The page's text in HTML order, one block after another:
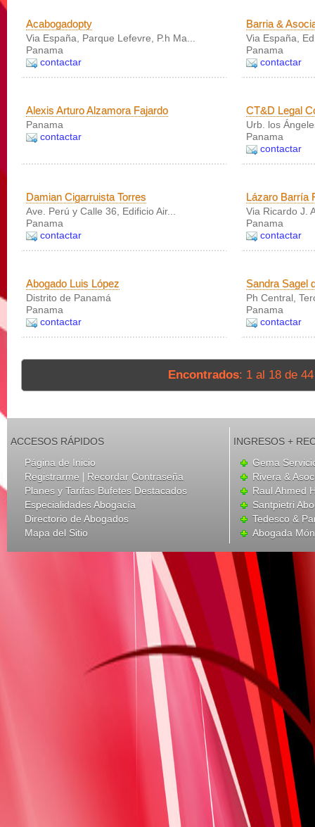
Acabogadopty
Via España, Parque Lefevre, P.h Ma...
Panama
contactar
Barria &
Via España,
Panama
contactar
Alexis Arturo Alzamora Fajardo
Panama
contactar
CT&D Legal
Urb. los
Panama
contactar
Damian Cigarruista Torres
Ave. Perú y Calle 36, Edificio Air...
Panama
contactar
Lázaro Barría
Via Ricardo J.
Panama
contactar
Abogado Luis López
Distrito de Panamá
Panama
contactar
Sandra Sagel
Ph Central,
Panama
contactar
Encontrados: 1 al 18 de
ACCESOS RÁPIDOS
Página de Inicio
Registrarme | Recordar Contraseña
Planes y Tarifas Bufetes Destacados
Especialidades Abogacía
Directorio de Abogados
Mapa del Sitio
INGRESOS +
Gema
Rivera &
Raul Ahmed
Santpietri
Tedesco &
Abogada